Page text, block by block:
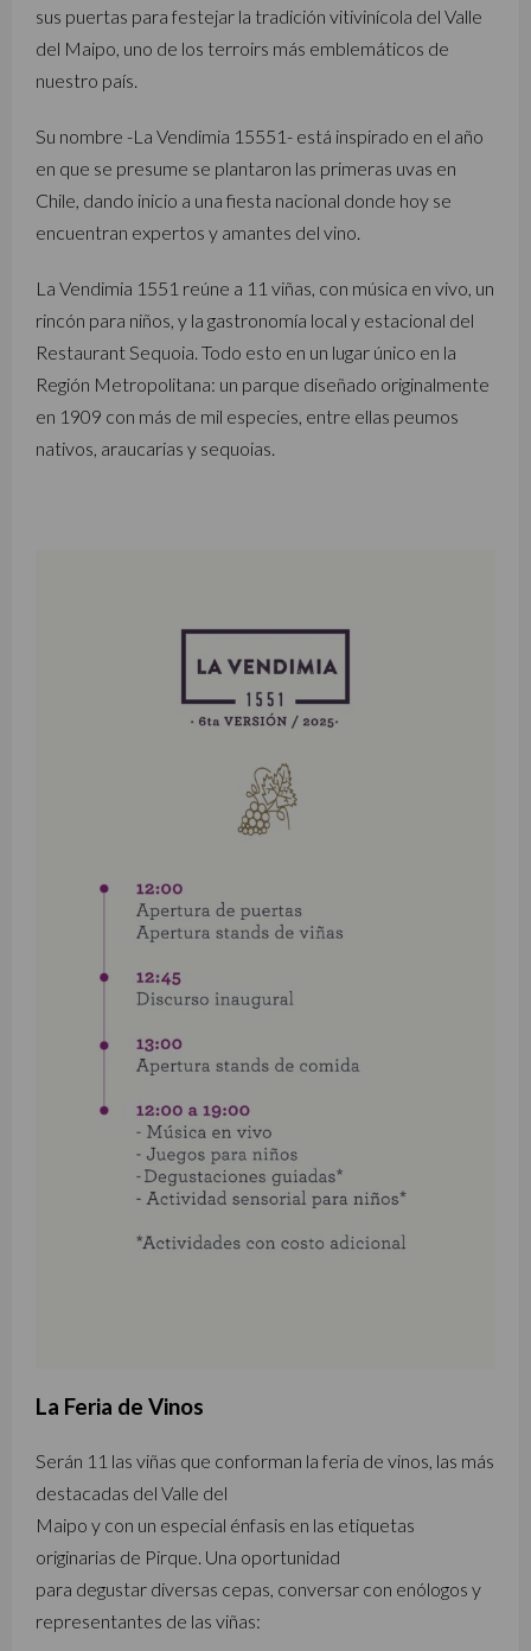
sus puertas para festejar la tradición vitivinícola del Valle
del Maipo, uno de los terroirs más emblemáticos de
nuestro país.
Su nombre -La Vendimia 15551- está inspirado en el año
en que se presume se plantaron las primeras uvas en
Chile, dando inicio a una fiesta nacional donde hoy se
encuentran expertos y amantes del vino.
La Vendimia 1551 reúne a 11 viñas, con música en vivo, un
rincón para niños, y la gastronomía local y estacional del
Restaurant Sequoia. Todo esto en un lugar único en la
Región Metropolitana: un parque diseñado originalmente
en 1909 con más de mil especies, entre ellas peumos
nativos, araucarias y sequoias.
La Feria de Vinos
Serán 11 las viñas que conforman la feria de vinos, las más
destacadas del Valle del
Maipo y con un especial énfasis en las etiquetas
originarias de Pirque. Una oportunidad
para degustar diversas cepas, conversar con enólogos y
representantes de las viñas: